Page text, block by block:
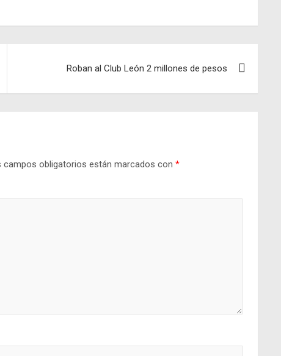
Roban al Club León 2 millones de pesos
campos obligatorios están marcados con *